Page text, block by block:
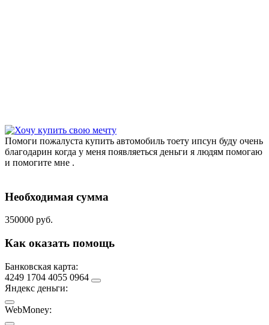
Помоги пожалуста купить автомобиль тоету ипсун буду очень
благодарин когда у меня появляеться деньги я людям помогаю
и помогите мне .
Необходимая сумма
350000 руб.
Как оказать помощь
Банковская карта:
4249 1704 4055 0964
Яндекс деньги:
WebMoney: